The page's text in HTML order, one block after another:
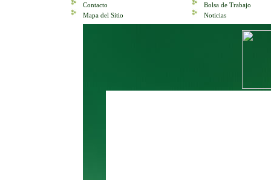
Contacto
Mapa del Sitio
Bolsa de Trabajo
Noticias